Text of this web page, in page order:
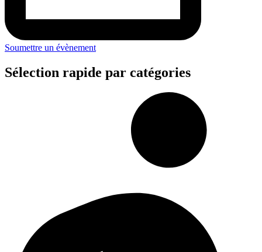
Soumettre un évènement
Sélection rapide par catégories